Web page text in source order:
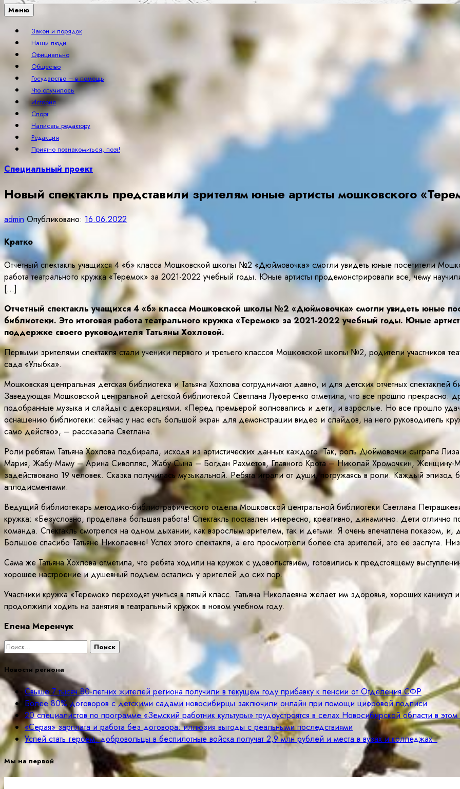
Меню
Закон и порядок
Наши люди
Официально
Общество
Государство – в помощь
Что случилось
История
Спорт
Написать редактору
Редакция
Приятно познакомиться, поэт!
Специальный проект
Новый спектакль представили зрителям юные артисты мошковского
admin Опубликовано: 16.06.2022
Кратко
Отчетный спектакль учащихся 4 «б» класса Мошковской школы №2 «Дюймовочка» смогли увидеть юные посетители
работа театрального кружка «Теремок» за 2021-2022 учебный годы. Юные артисты продемонстрировали все, чему
[…]
Отчетный спектакль учащихся 4 «б» класса Мошковской школы №2 «Дюймовочка» смогли увидеть юные
библиотеки. Это итоговая работа театрального кружка «Теремок» за 2021-2022 учебный годы. Юные
поддержке своего руководителя Татьяны Хохловой.
Первыми зрителями спектакля стали ученики первого и третьего классов Мошковской школы №2, родители участников
сада «Улыбка».
Мошковская центральная детская библиотека и Татьяна Хохлова сотрудничают давно, и для детских отчетных
Заведующая Мошковской центральной детской библиотекой Светлана Луференко отметила, что все прошло прекрасно:
подобранные музыка и слайды с декорациями. «Перед премьерой волновались и дети, и взрослые. Но все прошло
оснащению библиотеки: сейчас у нас есть большой экран для демонстрации видео и слайдов, на него руководитель
само действо», – рассказала Светлана.
Роли ребятам Татьяна Хохлова подбирала, исходя из артистических данных каждого. Так, роль Дюймовочки сыграла
Мария, Жабу-Маму – Арина Сивопляс, Жабу-Сына – Богдан Рахметов, Главного Крота – Николай Хромочкин, Женщину-
задействовано 19 человек. Сказка получилась музыкальной. Ребята играли от души, погружаясь в роли. Каждый
аплодисментами.
Ведущий библиотекарь методико-библиографического отдела Мошковской центральной библиотеки Светлана
кружка: «Безусловно, проделана большая работа! Спектакль поставлен интересно, креативно, динамично. Дети
команда. Спектакль смотрелся на одном дыхании, как взрослым зрителем, так и детьми. Я очень впечатлена показом,
Большое спасибо Татьяне Николаевне! Успех этого спектакля, а его просмотрели более ста зрителей, это её заслуга.
Сама же Татьяна Хохлова отметила, что ребята ходили на кружок с удовольствием, готовились к предстоящему
хорошее настроение и душевный подъем остались у зрителей до сих пор.
Участники кружка «Теремок» переходят учиться в пятый класс. Татьяна Николаевна желает им здоровья, хороших
продолжили ходить на занятия в театральный кружок в новом учебном году.
Елена Меренчук
Найти:
Новости региона
Свыше 7 тысяч 80-летних жителей региона получили в текущем году прибавку к пенсии от Отделения СФР
Более 80% договоров с детскими садами новосибирцы заключили онлайн при помощи цифровой подписи
20 специалистов по программе «Земский работник культуры» трудоустроятся в селах Новосибирской области в этом
«Серая» зарплата и работа без договора: иллюзия выгоды с реальными последствиями
Успей стать героем: добровольцы в беспилотные войска получат 2,9 млн рублей и места в вузах и колледжах
Мы на первой